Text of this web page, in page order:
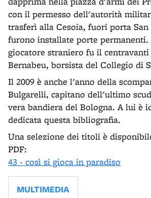
con il permesso dell'autorità
trasferì alla Cesoia, fuori porta San
furono installate porte
giocatore straniero fu il
Bernabeu, borsista del Collegio di
Il 2009 è anche l'anno della
Bulgarelli, capitano dell'ultimo
vera bandiera del Bologna. A lui è
dedicata questa bibliografia.
Una selezione dei titoli è
PDF:
43 - così si gioca in paradiso
MULTIMEDIA